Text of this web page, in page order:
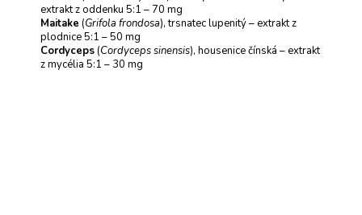
extrakt z oddenku 5:1 – 70 mg
Maitake (Grifola frondosa), trsnatec lupenitý – extrakt z
plodnice 5:1 – 50 mg
Cordyceps(Cordyceps sinensis), housenice čínská – extrakt
z mycélia 5:1 – 30 mg